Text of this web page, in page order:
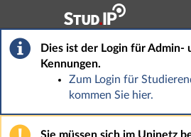
Fußzeile
Dies ist der Login für Admin-
Kennungen.
Zum Login für
kommen Sie hier.